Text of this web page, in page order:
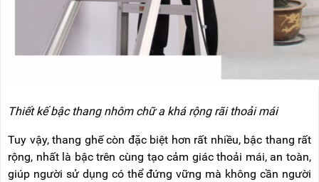
Thiết kế bậc thang nhôm chữ a khá rộng rãi thoải mái
Tuy vậy, thang ghế còn đặc biệt hơn rất nhiều, bậc thang rất
rộng, nhất là bậc trên cùng tạo cảm giác thoải mái, an toàn,
giúp người sử dụng có thể đứng vững mà không cần người